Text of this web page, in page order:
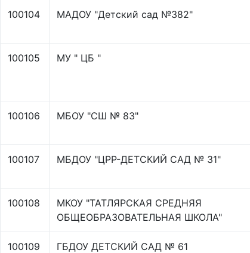
100104 МАДОУ "Детский сад №382"
100105 МУ " ЦБ "
100106 МБОУ "СШ № 83"
100107 МБДОУ "ЦРР-ДЕТСКИЙ САД № 31"
100108
МКОУ "ТАТЛЯРСКАЯ СРЕДНЯЯ
ОБЩЕОБРАЗОВАТЕЛЬНАЯ ШКОЛА"
100109
ГБДОУ ДЕТСКИЙ САД № 61